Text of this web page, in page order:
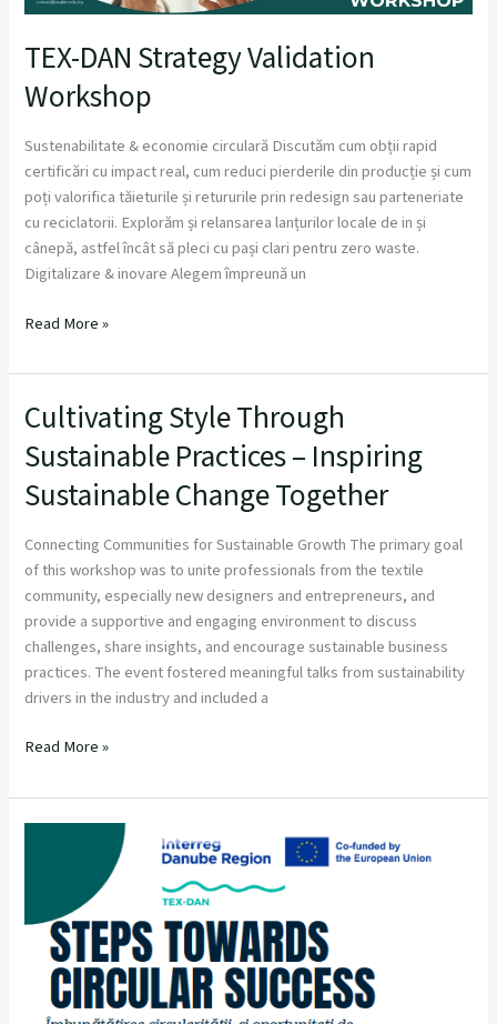
TEX-DAN Strategy Validation
Workshop
Sustenabilitate & economie circulară Discutăm cum obții rapid
certificări cu impact real, cum reduci pierderile din producție și cum
poți valorifica tăieturile și retururile prin redesign sau parteneriate
cu reciclatorii. Explorăm și relansarea lanțurilor locale de in și
cânepă, astfel încât să pleci cu pași clari pentru zero waste.
Digitalizare & inovare Alegem împreună un
Read More »
Cultivating Style Through
Sustainable Practices – Inspiring
Sustainable Change Together
Connecting Communities for Sustainable Growth The primary goal
of this workshop was to unite professionals from the textile
community, especially new designers and entrepreneurs, and
provide a supportive and engaging environment to discuss
challenges, share insights, and encourage sustainable business
practices. The event fostered meaningful talks from sustainability
drivers in the industry and included a
Cultivating
Through
Sustainable
Practices
–
Inspiring
Sustainable
Change
Together
Read More »
Steps
Towards
Circular
Success